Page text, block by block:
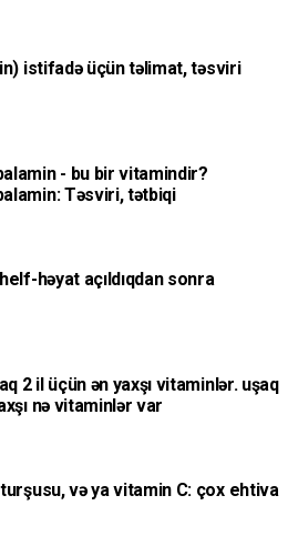
istifadə üçün təlimat, təsviri
- bu bir vitamindir?
Təsviri, tətbiqi
həyat açıldıqdan sonra
2 il üçün ən yaxşı vitaminlər. uşaq
nə vitaminlər var
və ya vitamin C: çox ehtiva